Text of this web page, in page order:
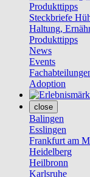
Produkttipps
Steckbriefe
Haltung,
Produkttipps
News
Events
Adoption
close
Balingen
Esslingen
Frankfurt am
Heidelberg
Heilbronn
Karlsruhe